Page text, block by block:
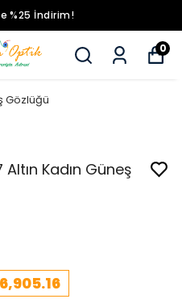
%25 İndirim!
0
Gözlüğü
Kadın Güneş